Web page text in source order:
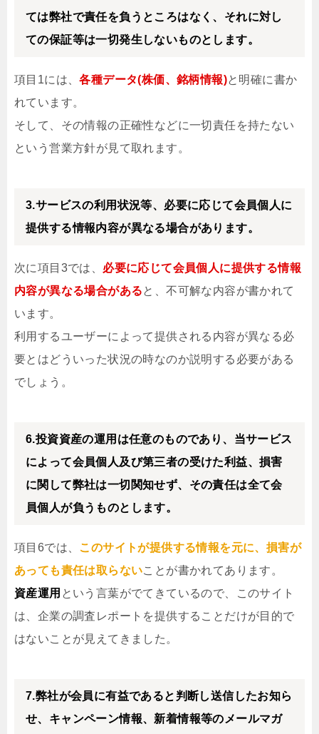
ては弊社で責任を負うところはなく、それに対し
ての保証等は一切発生しないものとします。
項目1には、各種データ(株価、銘柄情報)と明確に書か
れています。
そして、その情報の正確性などに一切責任を持たない
という営業方針が見て取れます。
3.サービスの利用状況等、必要に応じて会員個人に
提供する情報内容が異なる場合があります。
次に項目3では、 必要に応じて会員個人に提供する情報
内容が異なる場合があると、不可解な内容が書かれて
います。
利用するユーザーによって提供される内容が異なる必
要とはどういった状況の時なのか説明する必要がある
でしょう。
6.投資資産の運用は任意のものであり、当サービス
によって会員個人及び第三者の受けた利益、損害
に関して弊社は一切関知せず、その責任は全て会
員個人が負うものとします。
項目6では、 このサイトが提供する情報を元に、損害が
あっても責任は取らないことが書かれてあります。
資産運用 という言葉がでてきているので、このサイト
は、企業の調査レポートを提供することだけが目的で
はないことが見えてきました。
7.弊社が会員に有益であると判断し送信したお知ら
せ、キャンペーン情報、新着情報等のメールマガ